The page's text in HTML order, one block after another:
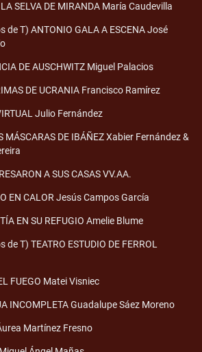
SELVA DE MIRANDA María Caudevilla
de T) ANTONIO GALA A ESCENA José
DE AUSCHWITZ Miguel Palacios
DE UCRANIA Francisco Ramírez
Julio Fernández
MÁSCARAS DE IBÁÑEZ Xabier Fernández &
A SUS CASAS VV.AA.
EN CALOR Jesús Campos García
EN SU REFUGIO Amelie Blume
de T) TEATRO ESTUDIO DE FERROL
FUEGO Matei Visniec
INCOMPLETA Guadalupe Sáez Moreno
Martínez Fresno